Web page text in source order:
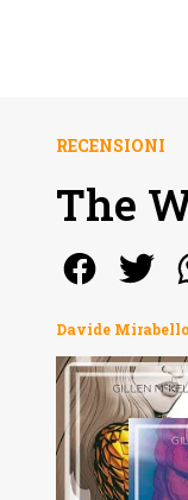
RECENSIONI
The
Davide Mirabello